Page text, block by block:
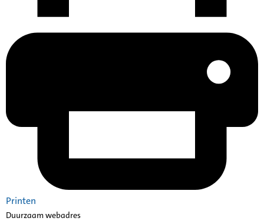
Printen
Duurzaam webadres